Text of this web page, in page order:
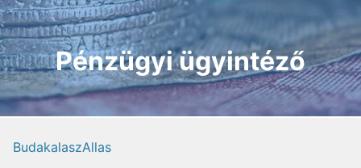
Pénzügyi ügyintéző
BudakalaszAllas